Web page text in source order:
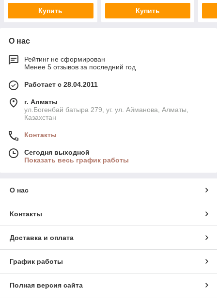
Купить Купить
О нас
Рейтинг не сформирован
Менее 5 отзывов за последний год
Работает с 28.04.2011
г. Алматы
ул.Богенбай батыра 279, уг. ул. Айманова, Алматы,
Казахстан
Контакты
Сегодня выходной
Показать весь график работы
О нас
Контакты
Доставка и оплата
График работы
Полная версия сайта